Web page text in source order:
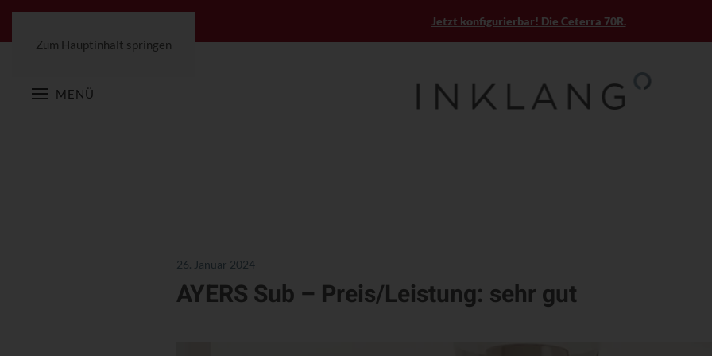
Zum Hauptinhalt springen
MENÜ
Jetzt konfigurierbar! Die Ceterra 70R.
26. Januar 2024
AYERS Sub – Preis/Leistung: sehr gut